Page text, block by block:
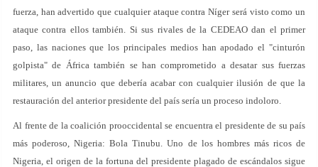
fuerza, han advertido que cualquier ataque contra Níger será visto como un
ataque contra ellos también. Si sus rivales de la CEDEAO dan el primer
paso, las naciones que los principales medios han apodado el "cinturón
golpista" de África también se han comprometido a desatar sus fuerzas
militares, un anuncio que debería acabar con cualquier ilusión de que la
restauración del anterior presidente del país sería un proceso indoloro.
Al frente de la coalición prooccidental se encuentra el presidente de su país
más poderoso, Nigeria: Bola Tinubu. Uno de los hombres más ricos de
Nigeria, el origen de la fortuna del presidente plagado de escándalos sigue